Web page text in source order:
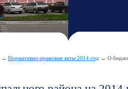
→ Нормативно-правовые акты 2014 год → О